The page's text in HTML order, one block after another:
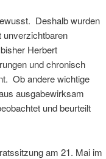
Deshalb wurden
unverzichtbaren
Herbert
und chronisch
Ob andere wichtige
ausgabewirksam
und beurteilt
am 21. Mai im